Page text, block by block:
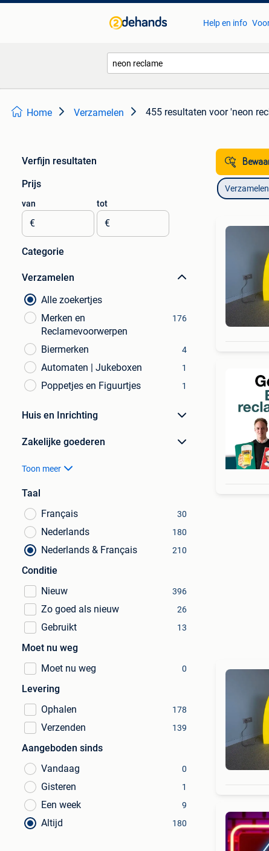
Help en info
Home Verzamelen 455 resultaten voor 'neon
Verfijn resultaten
Prijs
van
€
tot
€
Categorie
Verzamelen
Alle zoekertjes
Merken en
Reclamevoorwerpen
176
Biermerken 4
Automaten | Jukeboxen 1
Poppetjes en Figuurtjes 1
Huis en Inrichting
Zakelijke goederen
Toon meer
Taal
Français
30
Nederlands 180
Nederlands & Français 210
Conditie
Nieuw
396
Zo goed als nieuw 26
Gebruikt 13
Moet nu weg
Moet nu weg
0
Levering
Ophalen
178
Verzenden 139
Aangeboden sinds
Vandaag
0
Gisteren 1
Een week 9
Altijd 180
Verzamelen